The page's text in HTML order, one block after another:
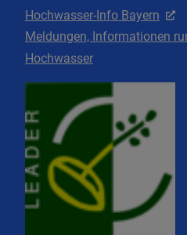
Hochwasser-Info Bayern
Meldungen, Informationen
Hochwasser